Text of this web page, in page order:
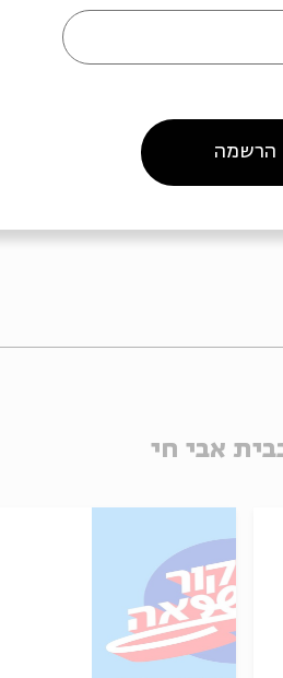
מוצש – חמי רודנר
מוצש – חוזרים הביתה
אבי חי
הרשמה